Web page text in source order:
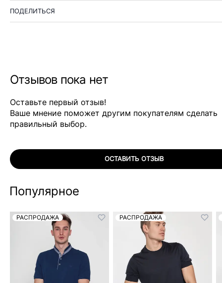
ПОДЕЛИТЬСЯ
Отзывов пока нет
Оставьте первый отзыв!
Ваше мнение поможет другим покупателям сделать
правильный выбор.
ОСТАВИТЬ ОТЗЫВ
Популярное
РАСПРОДАЖА РАСПРОДАЖА